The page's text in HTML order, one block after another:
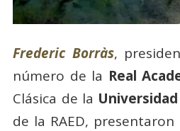
Frederic Borràs,
número de la Real
Clásica de la
de la RAED,